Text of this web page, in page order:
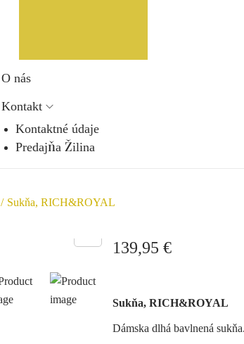
O nás
Kontakt
Kontaktné údaje
Predajňa Žilina
/ Sukňa, RICH&ROYAL
139,95 €
Sukňa, RICH&ROYAL
Dámska dlhá bavlnená sukňa.